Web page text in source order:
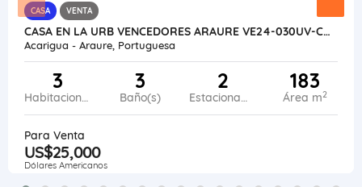
CASA VENTA
CASA EN LA URB VENCEDORES ARAURE VE24-030UV-CHER
Acarigua - Araure, Portuguesa
3
Habitaciones
3
Baño(s)
2
Estacionamiento
183
Área m2
Para Venta
US$25,000
Dólares Americanos